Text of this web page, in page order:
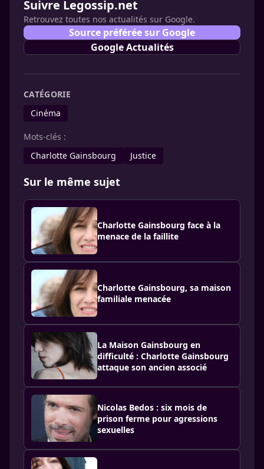
Suivre Legossip.net
Retrouvez toutes nos actualités sur Google.
Source préférée sur Google
Google Actualités
CATÉGORIE
Cinéma
Mots-clés :
Charlotte Gainsbourg
Justice
Sur le même sujet
Charlotte Gainsbourg face à la
menace de la faillite
Charlotte Gainsbourg, sa maison
familiale menacée
La Maison Gainsbourg en
difficulté : Charlotte Gainsbourg
attaque son ancien associé
Nicolas Bedos : six mois de
prison ferme pour agressions
sexuelles